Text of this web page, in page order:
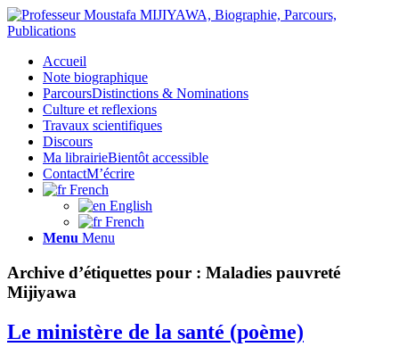
Accueil
Note biographique
ParcoursDistinctions & Nominations
Culture et reflexions
Travaux scientifiques
Discours
Ma librairieBientôt accessible
ContactM’écrire
French
English
French
Menu Menu
Archive d’étiquettes pour : Maladies pauvreté
Mijiyawa
Le ministère de la santé (poème)